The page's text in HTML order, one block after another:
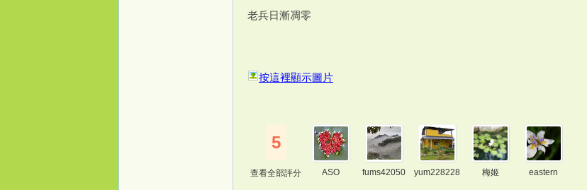
老兵日漸凋零
按這裡顯示圖片
5
查看全部評分 ASO
fums42050
yum228228 梅姬 eastern